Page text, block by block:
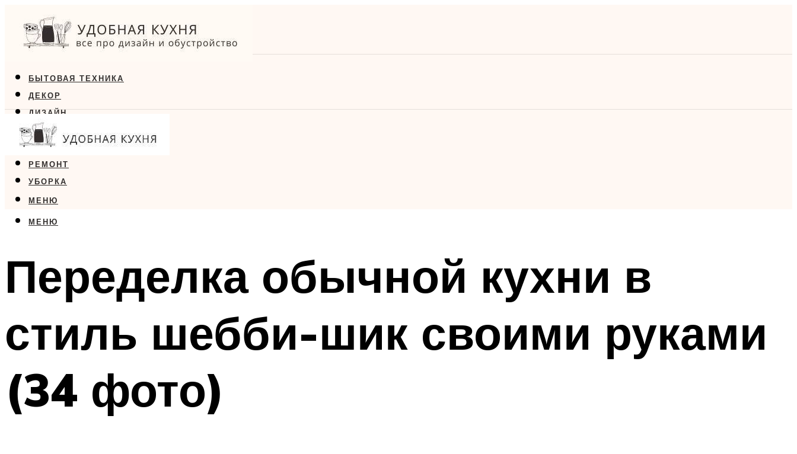
БЫТОВАЯ ТЕХНИКА
ДЕКОР
ДИЗАЙН
ЕДА
МЕБЕЛЬ
РЕМОНТ
УБОРКА
МЕНЮ
МЕНЮ
Переделка обычной кухни в
стиль шебби-шик своими руками
(34 фото)